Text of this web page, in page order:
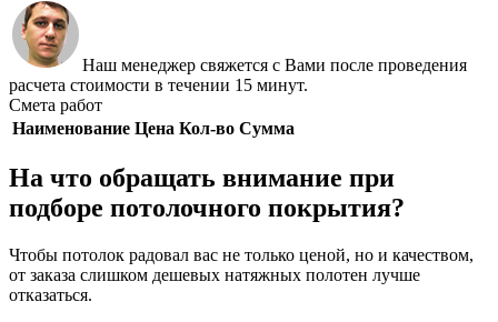
Наш менеджер свяжется с Вами после проведения
расчета стоимости в течении 15 минут.
Смета работ
Наименование Цена Кол-во Сумма
На что обращать внимание при
подборе потолочного покрытия?
Чтобы потолок радовал вас не только ценой, но и качеством,
от заказа слишком дешевых натяжных полотен лучше
отказаться.